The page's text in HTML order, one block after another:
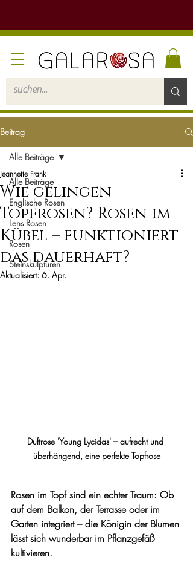
Beitrag
Alle Beiträge
Englische Rosen
Lens Rosen
Rosen
Steinskulpturen
Alle Beiträge
Wie gelingen
Topfrosen? Rosen im
Kübel – funktioniert
das dauerhaft?
Jeannette Frank
Aktualisiert: 6. Apr.
Duftrose 'Young Lycidas' – aufrecht und
überhängend, eine perfekte Topfrose
Rosen im Topf sind ein echter Traum: Ob
auf dem Balkon, der Terrasse oder im
Garten integriert – die Königin der Blumen
lässt sich wunderbar im Pflanzgefäß
kultivieren.